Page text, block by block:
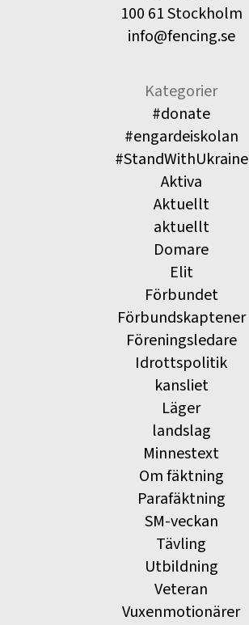
100 61 Stockholm
info@fencing.se
Kategorier
#donate
#engardeiskolan
#StandWithUkraine
Aktiva
Aktuellt
aktuellt
Domare
Elit
Förbundet
Förbundskaptener
Föreningsledare
Idrottspolitik
kansliet
Läger
landslag
Minnestext
Om fäktning
Parafäktning
SM-veckan
Tävling
Utbildning
Veteran
Vuxenmotionärer